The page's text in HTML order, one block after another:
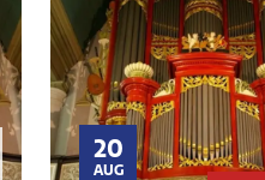
20
AUG